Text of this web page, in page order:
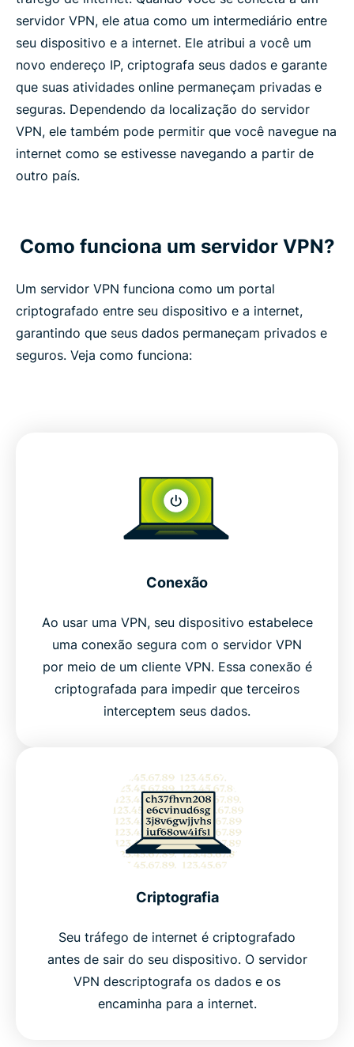
servidor VPN, ele atua como um intermediário entre
seu dispositivo e a internet. Ele atribui a você um
novo endereço IP, criptografa seus dados e garante
que suas atividades online permaneçam privadas e
seguras. Dependendo da localização do servidor
VPN, ele também pode permitir que você navegue na
internet como se estivesse navegando a partir de
outro país.
Como funciona um servidor VPN?
Um servidor VPN funciona como um portal
criptografado entre seu dispositivo e a internet,
garantindo que seus dados permaneçam privados e
seguros. Veja como funciona:
Conexão
Ao usar uma VPN, seu dispositivo estabelece
uma conexão segura com o servidor VPN
por meio de um cliente VPN. Essa conexão é
criptografada para impedir que terceiros
interceptem seus dados.
Criptografia
Seu tráfego de internet é criptografado
antes de sair do seu dispositivo. O servidor
VPN descriptografa os dados e os
encaminha para a internet.